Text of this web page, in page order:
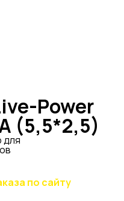
Power
(5,5*2,5)
для
по сайту